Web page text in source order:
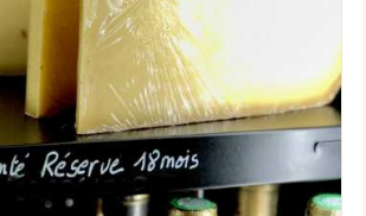
AJOUTER AU PANIER
/